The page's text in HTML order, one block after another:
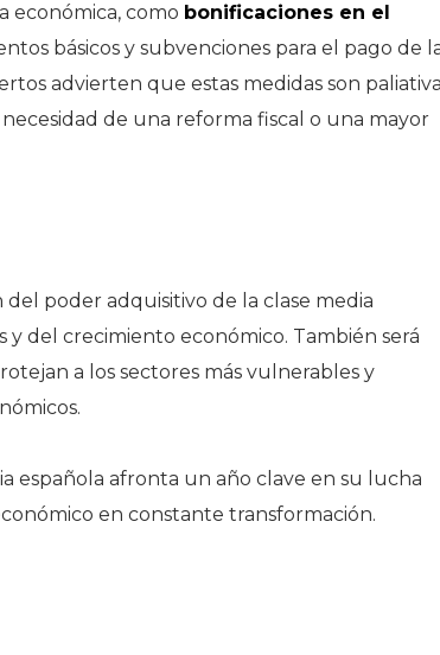
económica, como bonificaciones en el
básicos y subvenciones para el pago de
advierten que estas medidas son
de una reforma fiscal o una mayor
del poder adquisitivo de la clase media
del crecimiento económico. También será
a los sectores más vulnerables y
española afronta un año clave en su lucha
en constante transformación.